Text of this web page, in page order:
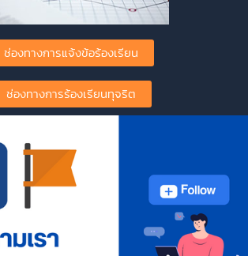
ช่องทางการแจ้งข้อร้องเรียน
ช่องทางการร้องเรียนทุจริต